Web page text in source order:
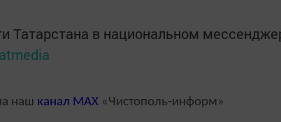
Татарстана в национальном
наш канал MAX «Чистополь-информ»